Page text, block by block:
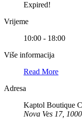
Expired!
Vrijeme
10:00 - 18:00
Više informacija
Read More
Adresa
Kaptol Boutique
Nova Ves 17,